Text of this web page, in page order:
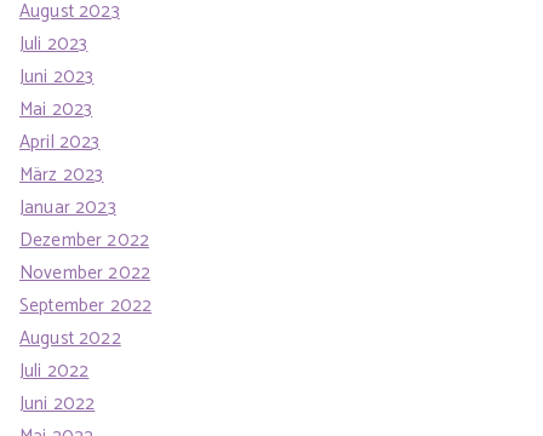
August 2023
Juli 2023
Juni 2023
Mai 2023
April 2023
März 2023
Januar 2023
Dezember 2022
November 2022
September 2022
August 2022
Juli 2022
Juni 2022